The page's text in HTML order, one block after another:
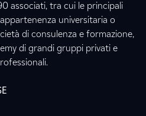
associati, tra cui le principali
universitaria o
di consulenza e formazione,
di grandi gruppi privati e